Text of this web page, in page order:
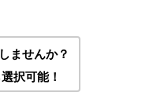
ませんか？
択可能！